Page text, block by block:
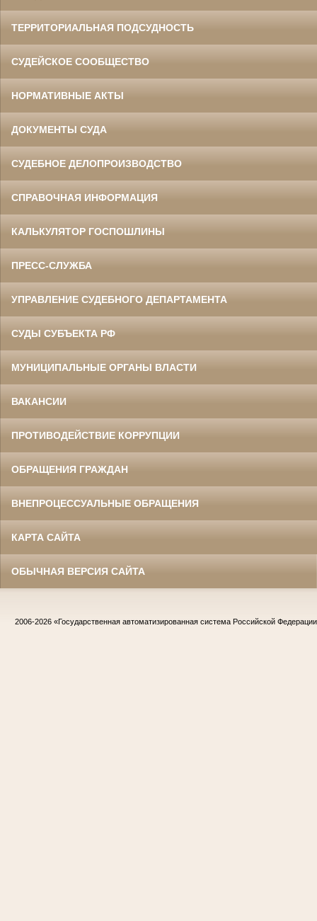
ТЕРРИТОРИАЛЬНАЯ ПОДСУДНОСТЬ
СУДЕЙСКОЕ СООБЩЕСТВО
НОРМАТИВНЫЕ АКТЫ
ДОКУМЕНТЫ СУДА
СУДЕБНОЕ ДЕЛОПРОИЗВОДСТВО
СПРАВОЧНАЯ ИНФОРМАЦИЯ
КАЛЬКУЛЯТОР ГОСПОШЛИНЫ
ПРЕСС-СЛУЖБА
УПРАВЛЕНИЕ СУДЕБНОГО ДЕПАРТАМЕНТА
СУДЫ СУБЪЕКТА РФ
МУНИЦИПАЛЬНЫЕ ОРГАНЫ ВЛАСТИ
ВАКАНСИИ
ПРОТИВОДЕЙСТВИЕ КОРРУПЦИИ
ОБРАЩЕНИЯ ГРАЖДАН
ВНЕПРОЦЕССУАЛЬНЫЕ ОБРАЩЕНИЯ
КАРТА САЙТА
ОБЫЧНАЯ ВЕРСИЯ САЙТА
2006-2026 «Государственная автоматизированная система Российской